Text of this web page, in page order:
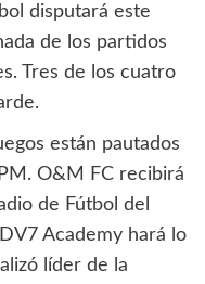
disputará este
de los partidos
Tres de los cuatro
están pautados
O&M FC recibirá
de Fútbol del
Academy hará lo
líder de la